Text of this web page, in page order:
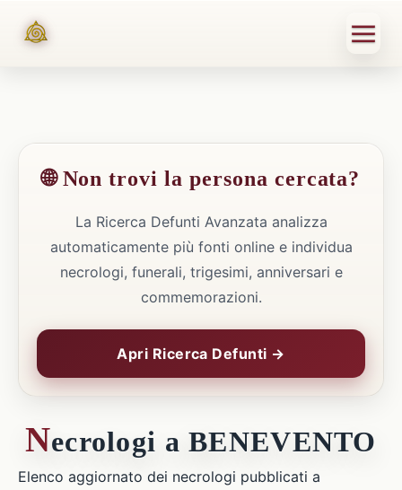
🌐 Non trovi la persona cercata?
La Ricerca Defunti Avanzata analizza
automaticamente più fonti online e individua
necrologi, funerali, trigesimi, anniversari e
commemorazioni.
Apri Ricerca Defunti →
Necrologi a BENEVENTO
Elenco aggiornato dei necrologi pubblicati a